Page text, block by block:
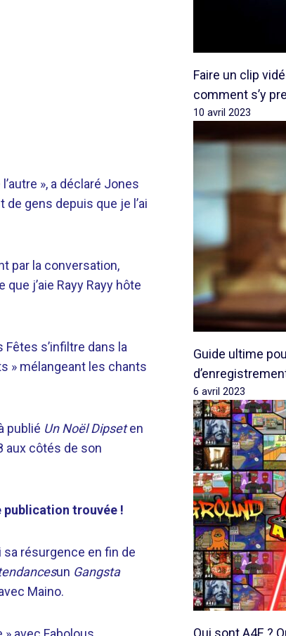
», a déclaré Jones
gens depuis que je l’ai
par la conversation,
que j’aie Rayy Rayy hôte
s’infiltre dans la
» mélangeant les chants
publié Un Noël Dipseten
aux côtés de son
trouvée !
résurgence en fin de
un Gangsta
Maino.
Faire un clip
comment s’y
10 avril 2023
Guide ultime
6 avril 2023
Qui sont A4E ?